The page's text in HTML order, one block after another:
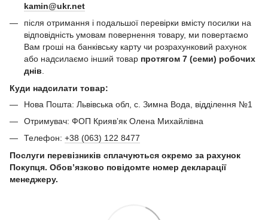
kamin@ukr.net
після отримання і подальшої перевірки вмісту посилки на
відповідність умовам повернення товару, ми повертаємо
Вам гроші на банківську карту чи розрахунковий рахунок
або надсилаємо інший товар протягом 7 (семи) робочих
днів
Куди надсилати товар:
Нова Пошта: Львівська обл, с. Зимна Вода, відділення №1
Отримувач: ФОП Криявʼяк Олена Михайлівна
Телефон: +38 (063) 122 8477
Послуги перевізників сплачуються окремо за рахунок
Покупця. Обов’язково повідомте номер декларації
менеджеру.